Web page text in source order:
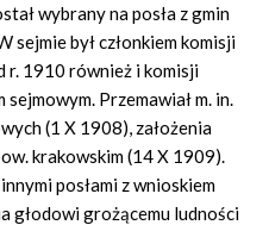
wybrany na posła z gmin
sejmie był członkiem komisji
r. 1910 również i komisji
Przemawiał m. in.
(1 X 1908), założenia
krakowskim (14 X 1909).
posłami z wnioskiem
głodowi grożącemu ludności